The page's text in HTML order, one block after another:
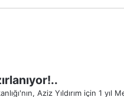
Aziz Yıldırım için 1 yıl